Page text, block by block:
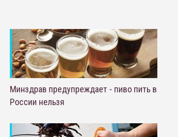
Минздрав предупреждает - пиво пить в
России нельзя